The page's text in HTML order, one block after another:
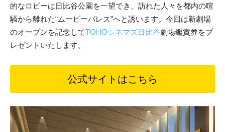
的なロビーは日比谷公園を一望でき、訪れた人々を都内の喧
騒から離れた“ムービーパレス”へと誘います。今回は新劇場
のオープンを記念してTOHOシネマズ日比谷劇場鑑賞券をプ
レゼントいたします。
公式サイトはこちら